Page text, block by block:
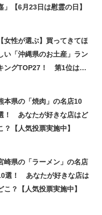
」【6月23日は慰霊の日】
【女性が選ぶ】買ってきてほ
い「沖縄県のお土産」ラン
ングTOP27！ 第1位は
本県の「焼肉」の名店10
！ あなたが好きな店はど
？【人気投票実施中】
崎県の「ラーメン」の名店
選！ あなたが好きな店は
こ？【人気投票実施中】